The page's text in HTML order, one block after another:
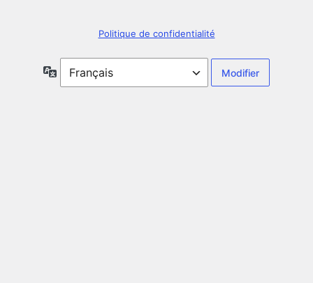
Politique de confidentialité
Langue